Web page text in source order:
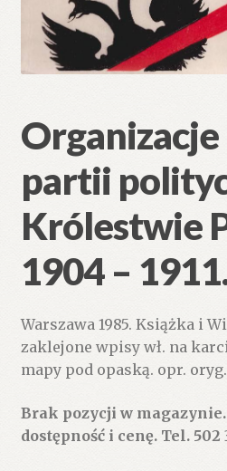
partii
Królestwie
1904 –
Warszawa 1985. Książka i
zaklejone wpisy wł. na
mapy pod opaską. opr.
Brak pozycji w
dostępność i cenę. Tel. 502